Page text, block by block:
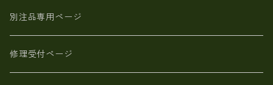
別注品専用ページ
修理受付ページ